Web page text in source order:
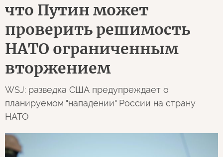
что Путин может
проверить решимость
НАТО ограниченным
вторжением
WSJ: разведка США предупреждает о
планируемом "нападении" России на страну
НАТО